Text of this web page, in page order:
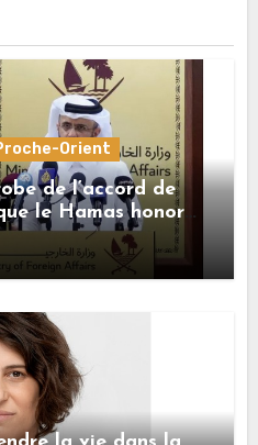
Orient
de l’accord de
le Hamas honore